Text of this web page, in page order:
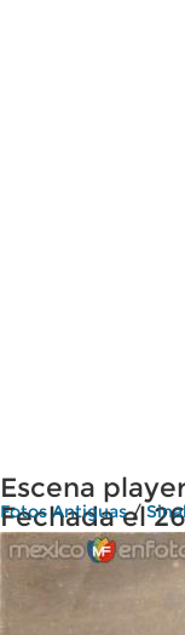
Escena
Fechada el
Fotos Antiguas/